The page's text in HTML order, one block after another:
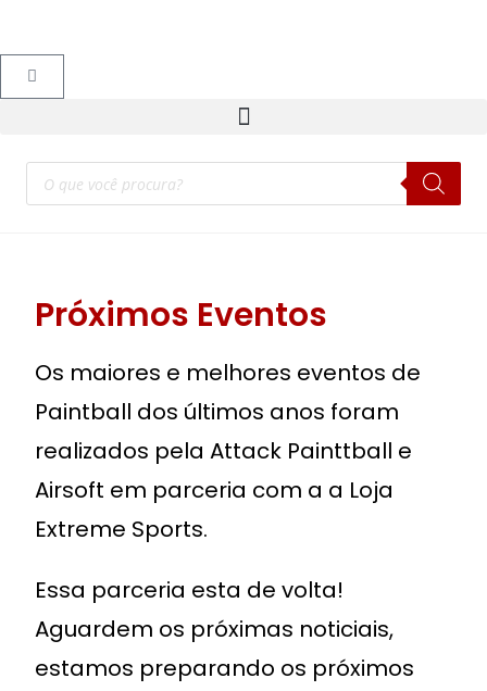
Próximos Eventos
Os maiores e melhores eventos de
Paintball dos últimos anos foram
realizados pela Attack Painttball e
Airsoft em parceria com a a Loja
Extreme Sports.
Essa parceria esta de volta!
Aguardem os próximas noticiais,
estamos preparando os próximos